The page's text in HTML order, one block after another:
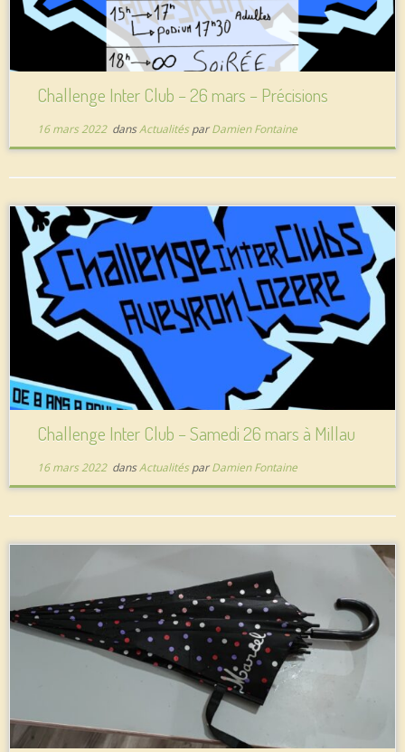
Challenge Inter Club – 26 mars – Précisions
16 mars 2022dansActualités parDamien Fontaine
Challenge Inter Club – Samedi 26 mars à Millau
16 mars 2022dansActualités parDamien Fontaine